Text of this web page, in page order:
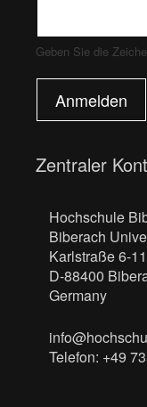
Geben Sie die
Anmelden
Zentraler
Hochschule
Biberach
Karlstraße 6-11
D-88400
Germany
Telefon: +49